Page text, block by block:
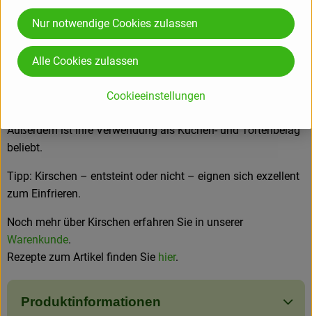
Im Wesentlichen sind Kirschen reich an Kalium, Phosphor,
Eisen und den Vitaminen B1, B2, B6 und C.
Süßkirschen ("Tafelkirschen") werden in der Hauptsache roh
und frisch verzehrt, Sauerkirschen weniger. Kirschen werden
zubereitet zu Kompotten, Obstsalaten, Desserts, Kaltschalen,
Außerdem ist ihre Verwendung als Kuchen- und Tortenbelag
beliebt.
Tipp: Kirschen – entsteint oder nicht – eignen sich exzellent
zum Einfrieren.
Noch mehr über Kirschen erfahren Sie in unserer
Warenkunde.
Rezepte zum Artikel finden Sie hier.
Produktinformationen
Cookieeinstellungen
Nur notwendige Cookies zulassen
Alle Cookies zulassen